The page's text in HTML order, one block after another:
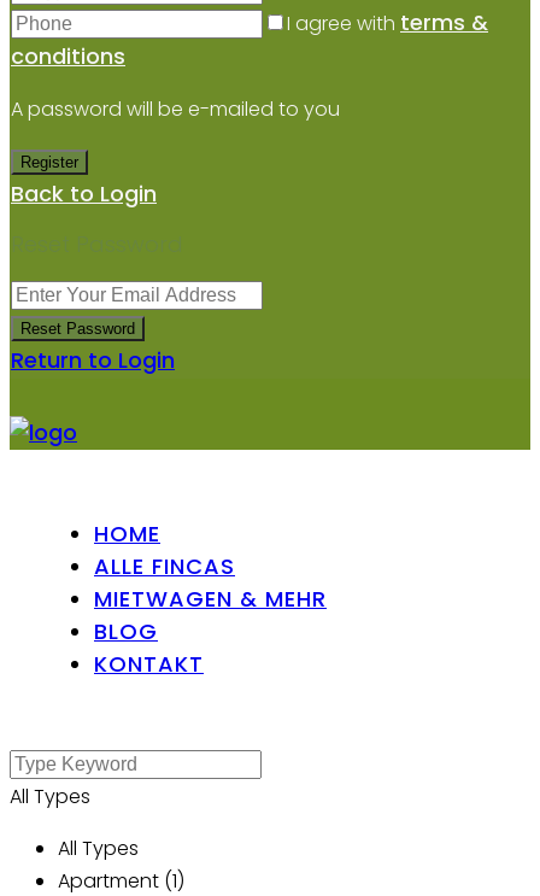
I agree with terms &
conditions
A password will be e-mailed to you
Register
Back to Login
Reset Password
Reset Password
Return to Login
HOME
ALLE FINCAS
MIETWAGEN & MEHR
BLOG
KONTAKT
All Types
All Types
Apartment (1)